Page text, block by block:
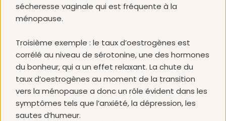
sécheresse vaginale qui est fréquente à la
ménopause.
Troisième exemple : le taux d’oestrogènes est
corrélé au niveau de sérotonine, une des hormones
du bonheur, qui a un effet relaxant. La chute du
taux d’oestrogènes au moment de la transition
vers la ménopause a donc un rôle évident dans les
symptômes tels que l’anxiété, la dépression, les
sautes d’humeur.